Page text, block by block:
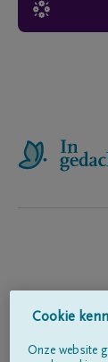
Cookie
Onze website